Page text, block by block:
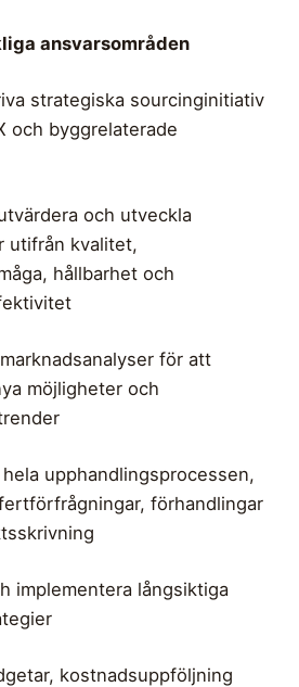
ansvarsområden
strategiska sourcinginitiativ
och byggrelaterade
och utveckla
utifrån kvalitet,
hållbarhet och
för att
möjligheter och
upphandlingsprocessen,
förhandlingar
implementera långsiktiga
kostnadsuppföljning